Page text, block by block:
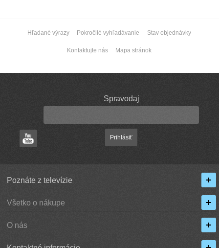
Hľadané výrazy Pokročilé vyhľadávanie Stav objednávky
Kontaktujte nás Mapa stránok
Spravodaj
Prihlásiť
Poznáte z televízie
Všetko o nákupe
O nás